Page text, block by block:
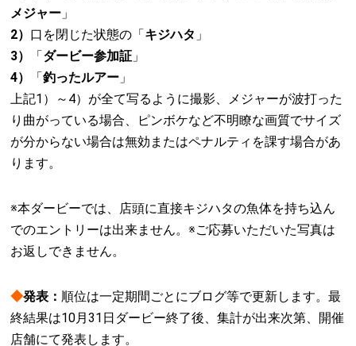
メジャー 」
2） 口を閉じた状態の「キジハタ 」
3）
「ダービー参加証 」
4）
「釣ったルアー 」
上記1）～4）が全て写るように撮影、メジャーが波打った
り曲がっている場合、ピンボケなど不明瞭な画質でサイズ
が分からない場合は無効またはペナルティを課す場合があ
ります。
※本ダービーでは、店頭に直接キジハタの魚体を持ち込ん
でのエントリーは出来ません。※ご応募いただいた写真は
お返しできません。
◆発表： 順位は一定期間ごとにブログ等で更新します。最
終結果は10月31日ダービー終了後、集計が出来次第、開催
店舗にて発表します。